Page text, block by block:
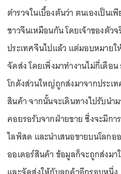
ตำรวจในเบื้องต้นว่า ตนเองเป็นเ
ชาวจีนเหมือนกัน โดยเจ้าของตัว
ประเทศจีนไปแล้ว แต่มอบหมาย
จัดส่ง โดยเพิ่งมาทำงานไม่กี่เดือ
โกดังส่วนใหญ่ถูกส่งมาจากประเ
สินค้า จากนั้นจะเดินทางไปรับนำ
คอยรอรับจากฝ่ายขาย ซึ่งจะมีกา
ไลฟ์สด และนำเสนอขายบนโลก
ออเดอร์สินค้า ข้อมูลก็จะถูกส่งม